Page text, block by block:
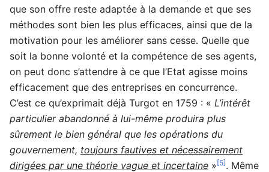
que son offre reste adaptée à la demande et que ses
méthodes sont bien les plus efficaces, ainsi que de la
motivation pour les améliorer sans cesse. Quelle que
soit la bonne volonté et la compétence de ses agents,
on peut donc s’attendre à ce que l’Etat agisse moins
efficacement que des entreprises en concurrence.
C’est ce qu’exprimait déjà Turgot en 1759 : « L’intérêt
particulier abandonné à lui-même produira plus
sûrement le bien général que les opérations du
gouvernement, toujours fautives et nécessairement
dirigées par une théorie vague et incertaine »[5]. Même